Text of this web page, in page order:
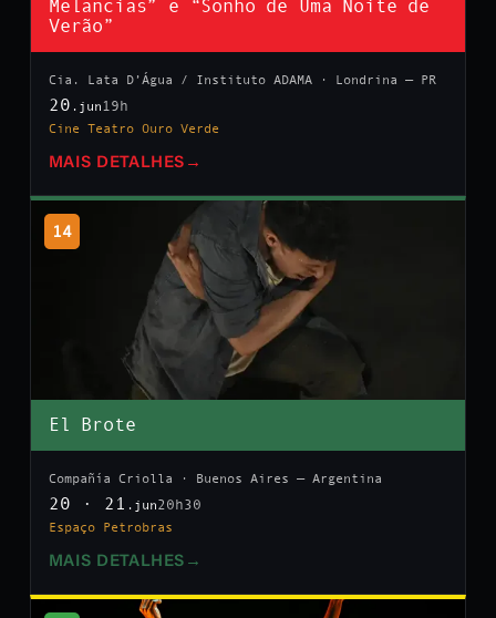
Melancias” e “Sonho de Uma Noite de
Verão”
Cia. Lata D’Água / Instituto ADAMA · Londrina — PR
20 .jun 19h
Cine Teatro Ouro Verde
MAIS DETALHES →
14
El Brote
Compañía Criolla · Buenos Aires — Argentina
20 · 21 .jun20h30
Espaço Petrobras
MAIS DETALHES →